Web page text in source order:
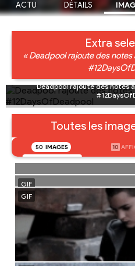
ACTU DÉTAILS
Extra
« Deadpool rajoute des
Deadpool rajoute des notes
Toutes les
50 IMAGES 10